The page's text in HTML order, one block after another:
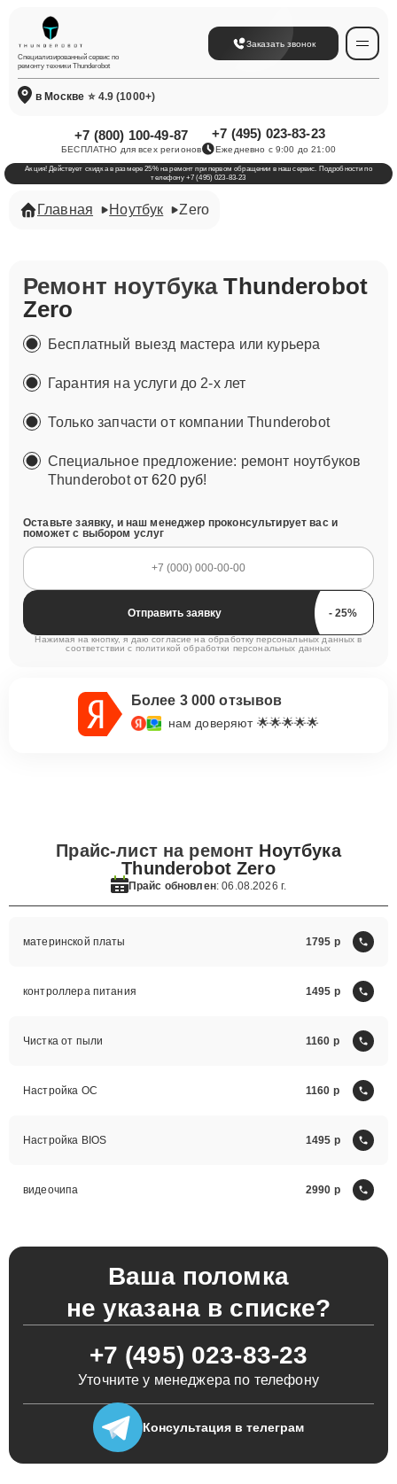
Специализированный сервис по
ремонту техники Thunderobot
Заказать звонок
в Москве ⭐ 4.9 (1000+)
+7 (800) 100-49-87
БЕСПЛАТНО для всех регионов
+7 (495) 023-83-23
Ежедневно с 9:00 до 21:00
Акция! Действует скидка в размере 25% на ремонт при первом обращении в наш сервис. Подробности по
телефону +7 (495) 023-83-23
Главная Ноутбук Zero
Ремонт ноутбукаThunderobot
Zero
Бесплатный выезд мастера или курьера
Гарантия на услуги до 2-х лет
Только запчасти от компании Thunderobot
Специальное предложение: ремонт ноутбуков
Thunderobotот 620 руб!
Оставьте заявку, и наш менеджер проконсультирует вас и
поможет с выбором услуг
Отправить заявку
Нажимая на кнопку, я даю согласие на обработку персональных данных в
соответствии с политикой обработки персональных данных
Более 3 000 отзывов
нам доверяют 🌟🌟🌟🌟🌟
Прайс-лист на ремонт Ноутбука
Thunderobot Zero
Прайс обновлен: 06.08.2026 г.
материнской платы 1795
контроллера питания 1495
Чистка от пыли 1160
Настройка ОС 1160
Настройка BIOS 1495
видеочипа 2990
Ваша поломка
не указана в списке?
+7 (495) 023-83-23
Уточните у менеджера по телефону
Консультация в телеграм